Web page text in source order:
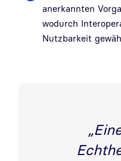
anerkannten
wodurch
Nutzbarkeit